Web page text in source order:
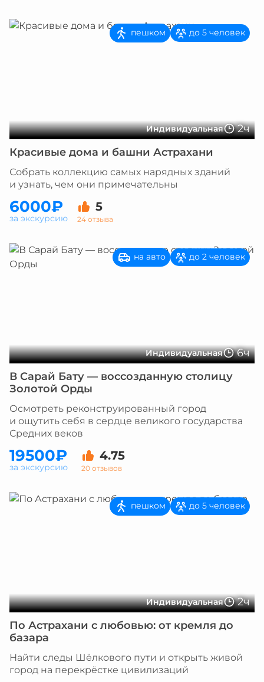
Индивидуальная 2ч
пешком до 5 человек
Красивые дома и башни Астрахани
Собрать коллекцию самых нарядных зданий
и узнать, чем они примечательны
6000₽ 5
24 отзыва
за экскурсию
Индивидуальная 6ч
на авто до 2 человек
В Сарай Бату — воссозданную столицу
Золотой Орды
Осмотреть реконструированный город
и ощутить себя в сердце великого государства
Средних веков
19500₽ 4.75
20 отзывов
за экскурсию
Индивидуальная 2ч
пешком до 5 человек
По Астрахани с любовью: от кремля до
базара
Найти следы Шёлкового пути и открыть живой
город на перекрёстке цивилизаций